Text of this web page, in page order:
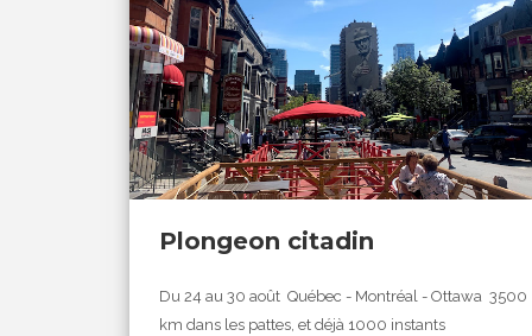
Plongeon citadin
Du 24 au 30 août Québec - Montréal - Ottawa 3500
km dans les pattes, et déjà 1000 instants